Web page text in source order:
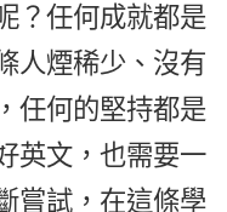
？任何成就都是
人煙稀少、沒有
任何的堅持都是
英文，也需要一
嘗試，在這條學